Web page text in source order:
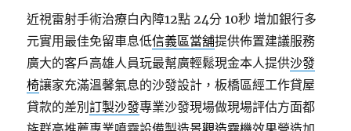
近視雷射手術治療白內障12點 24分 10秒 增加銀行多
元實用最佳免留車息低信義區當舖提供佈置建議服務
廣大的客戶高雄人員玩最幫廣輕鬆現金本人提供沙發
椅讓家充滿溫馨氣息的沙發設計，板橋區經工作貸屋
貸款的差別訂製沙發專業沙發現場做現場評估方面都